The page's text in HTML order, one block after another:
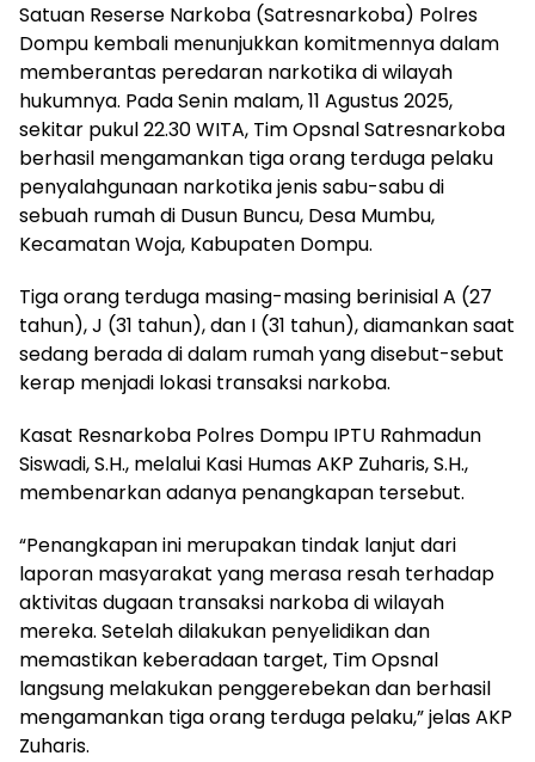
Satuan Reserse Narkoba (Satresnarkoba) Polres
Dompu kembali menunjukkan komitmennya dalam
memberantas peredaran narkotika di wilayah
hukumnya. Pada Senin malam, 11 Agustus 2025,
sekitar pukul 22.30 WITA, Tim Opsnal Satresnarkoba
berhasil mengamankan tiga orang terduga pelaku
penyalahgunaan narkotika jenis sabu-sabu di
sebuah rumah di Dusun Buncu, Desa Mumbu,
Kecamatan Woja, Kabupaten Dompu.
Tiga orang terduga masing-masing berinisial A (27
tahun), J (31 tahun), dan I (31 tahun), diamankan saat
sedang berada di dalam rumah yang disebut-sebut
kerap menjadi lokasi transaksi narkoba.
Kasat Resnarkoba Polres Dompu IPTU Rahmadun
Siswadi, S.H., melalui Kasi Humas AKP Zuharis, S.H.,
membenarkan adanya penangkapan tersebut.
“Penangkapan ini merupakan tindak lanjut dari
laporan masyarakat yang merasa resah terhadap
aktivitas dugaan transaksi narkoba di wilayah
mereka. Setelah dilakukan penyelidikan dan
memastikan keberadaan target, Tim Opsnal
langsung melakukan penggerebekan dan berhasil
mengamankan tiga orang terduga pelaku,” jelas AKP
Zuharis.